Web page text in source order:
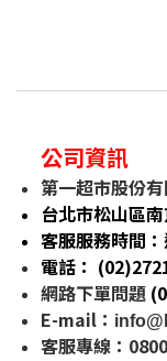
公司資訊
第一超市股份
台北市松山區
客服服務時間
電話：
網路下單問題
E-mail ：
客服專線：